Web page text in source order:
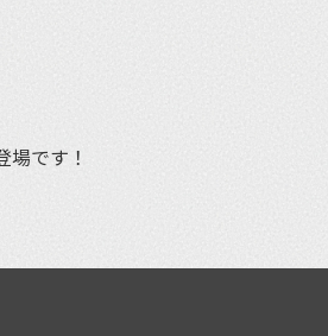
です！